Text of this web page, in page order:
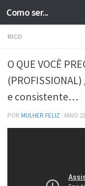
Skip to content
Como ser...
RICO
O QUE VOCÊ
e consistente…
POR MULHER FELIZ · MAIO